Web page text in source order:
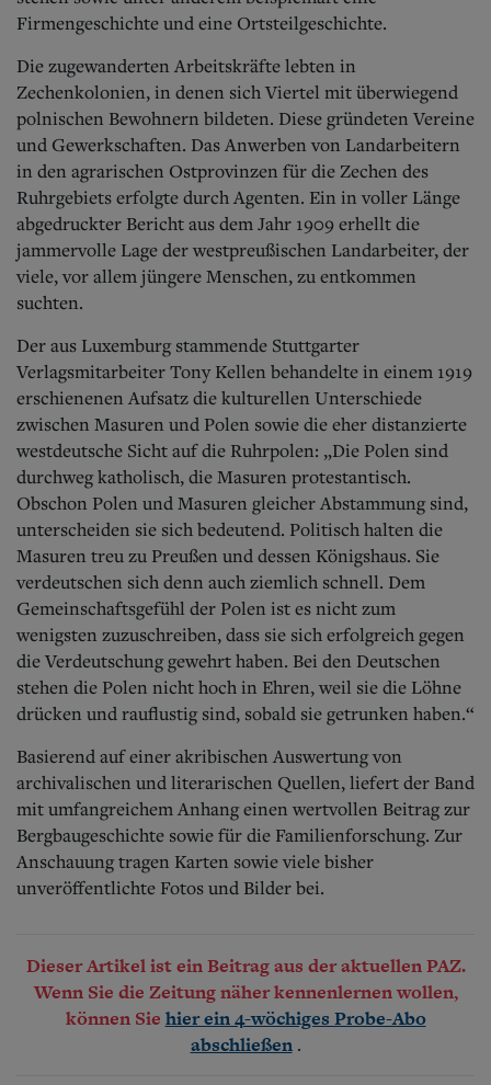
Firmengeschichte und eine Ortsteilgeschichte.
Die zugewanderten Arbeitskräfte lebten in
Zechenkolonien, in denen sich Viertel mit überwiegend
polnischen Bewohnern bildeten. Diese gründeten Vereine
und Gewerkschaften. Das Anwerben von Landarbeitern
in den agrarischen Ostprovinzen für die Zechen des
Ruhrgebiets erfolgte durch Agenten. Ein in voller Länge
abgedruckter Bericht aus dem Jahr 1909 erhellt die
jammervolle Lage der westpreußischen Landarbeiter, der
viele, vor allem jüngere Menschen, zu entkommen
suchten.
Der aus Luxemburg stammende Stuttgarter
Verlagsmitarbeiter Tony Kellen behandelte in einem 1919
erschienenen Aufsatz die kulturellen Unterschiede
zwischen Masuren und Polen sowie die eher distanzierte
westdeutsche Sicht auf die Ruhrpolen: „Die Polen sind
durchweg katholisch, die Masuren protestantisch.
Obschon Polen und Masuren gleicher Abstammung sind,
unterscheiden sie sich bedeutend. Politisch halten die
Masuren treu zu Preußen und dessen Königshaus. Sie
verdeutschen sich denn auch ziemlich schnell. Dem
Gemeinschaftsgefühl der Polen ist es nicht zum
wenigsten zuzuschreiben, dass sie sich erfolgreich gegen
die Verdeutschung gewehrt haben. Bei den Deutschen
stehen die Polen nicht hoch in Ehren, weil sie die Löhne
drücken und rauflustig sind, sobald sie getrunken haben.“
Basierend auf einer akribischen Auswertung von
archivalischen und literarischen Quellen, liefert der Band
mit umfangreichem Anhang einen wertvollen Beitrag zur
Bergbaugeschichte sowie für die Familienforschung. Zur
Anschauung tragen Karten sowie viele bisher
unveröffentlichte Fotos und Bilder bei.
Dieser Artikel ist ein Beitrag aus der aktuellen PAZ.
Wenn Sie die Zeitung näher kennenlernen wollen,
können Sie hier ein 4-wöchiges Probe-Abo
abschließen .